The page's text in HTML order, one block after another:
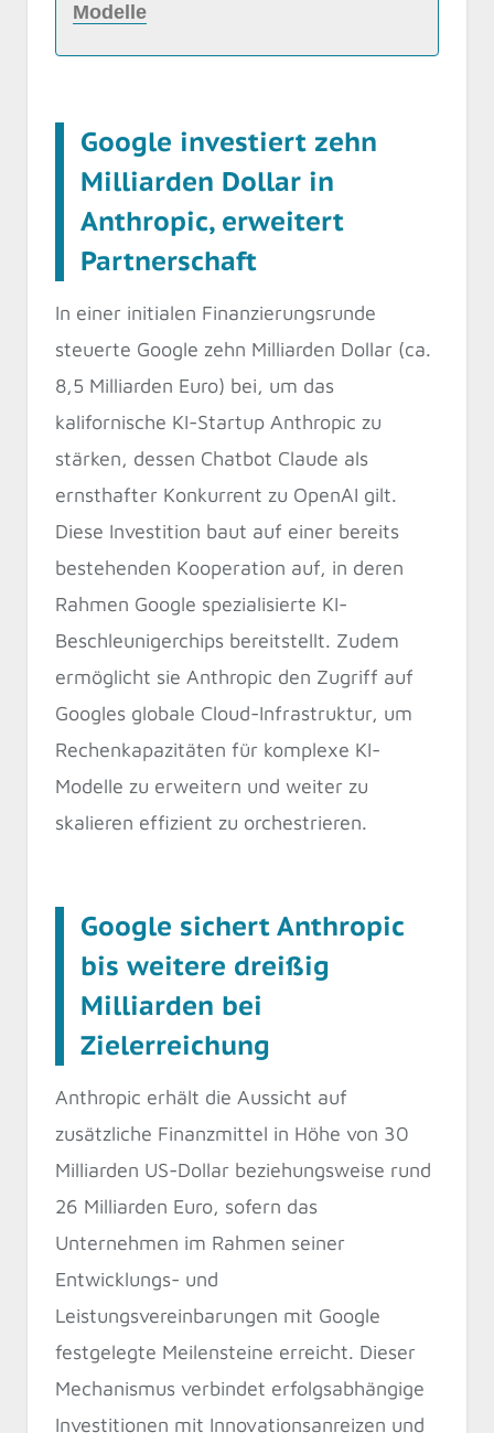
Modelle
Google investiert zehn
Milliarden Dollar in
Anthropic, erweitert
Partnerschaft
In einer initialen Finanzierungsrunde
steuerte Google zehn Milliarden Dollar (ca.
8,5 Milliarden Euro) bei, um das
kalifornische KI-Startup Anthropic zu
stärken, dessen Chatbot Claude als
ernsthafter Konkurrent zu OpenAI gilt.
Diese Investition baut auf einer bereits
bestehenden Kooperation auf, in deren
Rahmen Google spezialisierte KI-
Beschleunigerchips bereitstellt. Zudem
ermöglicht sie Anthropic den Zugriff auf
Googles globale Cloud-Infrastruktur, um
Rechenkapazitäten für komplexe KI-
Modelle zu erweitern und weiter zu
skalieren effizient zu orchestrieren.
Google sichert Anthropic
bis weitere dreißig
Milliarden bei
Zielerreichung
Anthropic erhält die Aussicht auf
zusätzliche Finanzmittel in Höhe von 30
Milliarden US-Dollar beziehungsweise rund
26 Milliarden Euro, sofern das
Unternehmen im Rahmen seiner
Entwicklungs- und
Leistungsvereinbarungen mit Google
festgelegte Meilensteine erreicht. Dieser
Mechanismus verbindet erfolgsabhängige
Investitionen mit Innovationsanreizen und